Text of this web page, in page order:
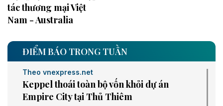
tác thương mại Việt
Nam - Australia
ĐIỂM BÁO TRONG TUẦN
Theo vnexpress.net
Keppel thoái toàn bộ vốn khỏi dự án
Empire City tại Thủ Thiêm